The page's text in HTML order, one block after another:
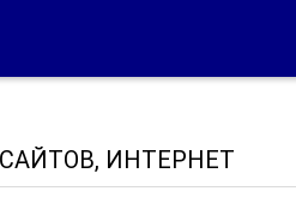
ИНТЕРНЕТ